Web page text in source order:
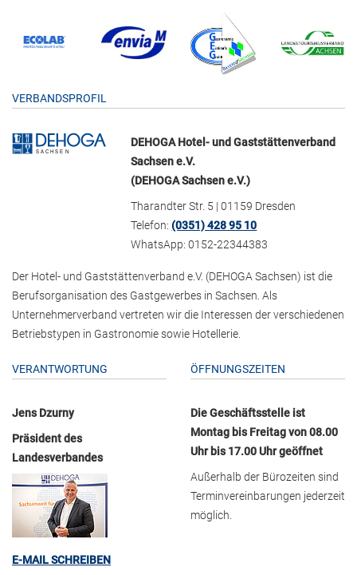
VERBANDSPROFIL
DEHOGA Hotel- und Gaststättenverband
Sachsen e.V.
(DEHOGA Sachsen e.V.)
Tharandter Str. 5 | 01159 Dresden
Telefon:(0351) 428 95 10
WhatsApp: 0152-22344383
Der Hotel- und Gaststättenverband e.V. (DEHOGA Sachsen) ist die
Berufsorganisation des Gastgewerbes in Sachsen. Als
Unternehmerverband vertreten wir die Interessen der verschiedenen
Betriebstypen in Gastronomie sowie Hotellerie.
VERANTWORTUNG
Jens Dzurny
Präsident des
Landesverbandes
E-MAIL SCHREIBEN
ÖFFNUNGSZEITEN
Die Geschäftsstelle ist
Montag bis Freitag von 08.00
Uhr bis 17.00 Uhr geöffnet
Außerhalb der Bürozeiten sind
Terminvereinbarungen jederzeit
möglich.